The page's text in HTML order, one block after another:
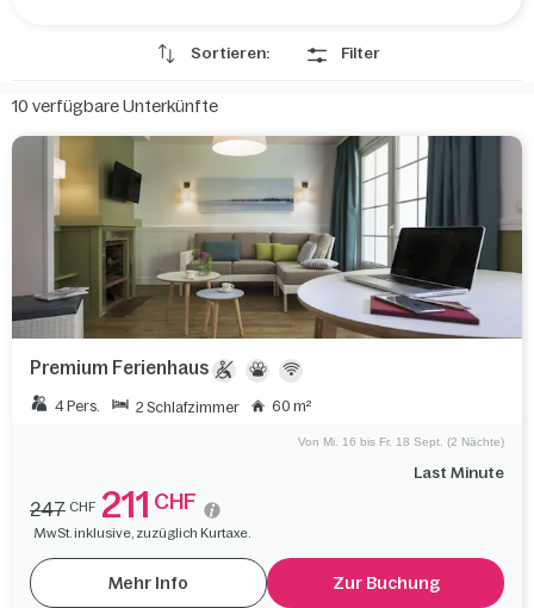
Sortieren: Filter
10 verfügbare Unterkünfte
Premium Ferienhaus
4 Pers. 2 Schlafzimmer 60 m²
Last Minute
Von Mi. 16 bis Fr. 18 Sept. (2 Nächte)
247 CHF 211 CHF
MwSt. inklusive, zuzüglich Kurtaxe.
Mehr Info Zur Buchung